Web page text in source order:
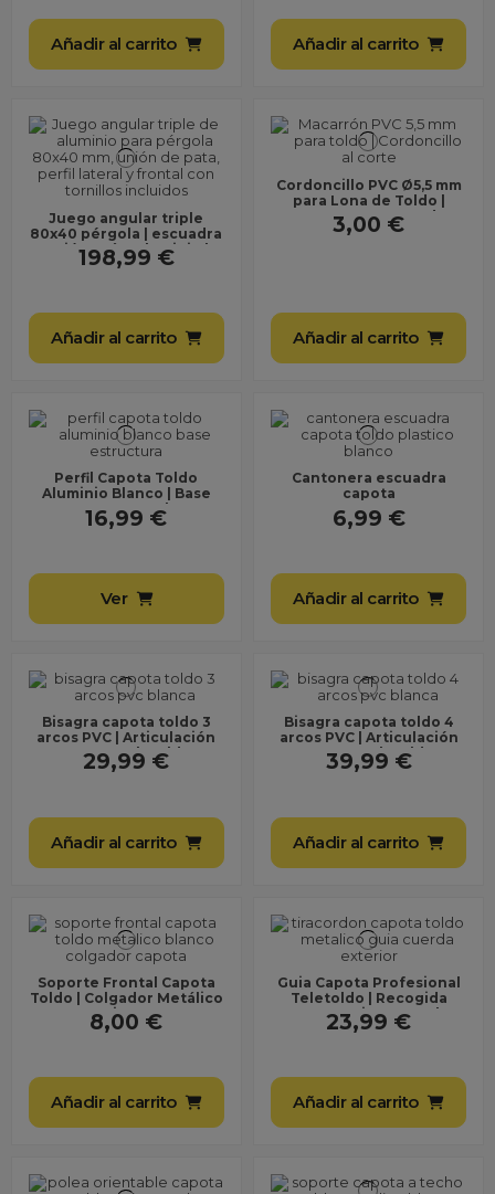
Añadir al carrito Añadir al carrito
Juego angular triple
80x40 pérgola | escuadra
unión 3 vías aluminio |
derecha izquierda
198,99 €
Añadir al carrito
Cordoncillo PVC Ø5,5 mm
para Lona de Toldo |
Venta por Metros de
macarrón toldo
3,00 €
Añadir al carrito
Perfil Capota Toldo
Aluminio Blanco | Base
Estructural
16,99 €
Ver
Cantonera escuadra
capota
6,99 €
Añadir al carrito
Bisagra capota toldo 3
arcos PVC | Articulación
capota Teletoldo
29,99 €
Añadir al carrito
Bisagra capota toldo 4
arcos PVC | Articulación
capota Teletoldo
39,99 €
Añadir al carrito
Soporte Frontal Capota
Toldo | Colgador Metálico
Resistente
8,00 €
Añadir al carrito
Guia Capota Profesional
Teletoldo | Recogida
Suave y Sin Enganch
23,99 €
Añadir al carrito